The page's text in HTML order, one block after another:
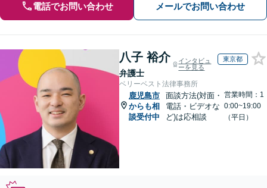
電話でお問い合わせ メールでお問い合わせ
八子 裕介
弁護士
インタビュ
ーを見る
東京都
ベリーベスト法律事務所
鹿児島市
からも相
談受付中
面談方法(対面・
電話・ビデオな
ど)は応相談
営業時間：1
0:00~19:00
（平日）